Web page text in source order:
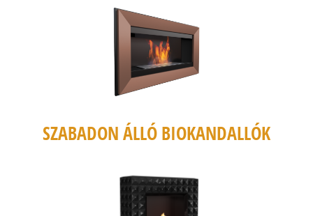
SZABADON ÁLLÓ BIOKANDALLÓK